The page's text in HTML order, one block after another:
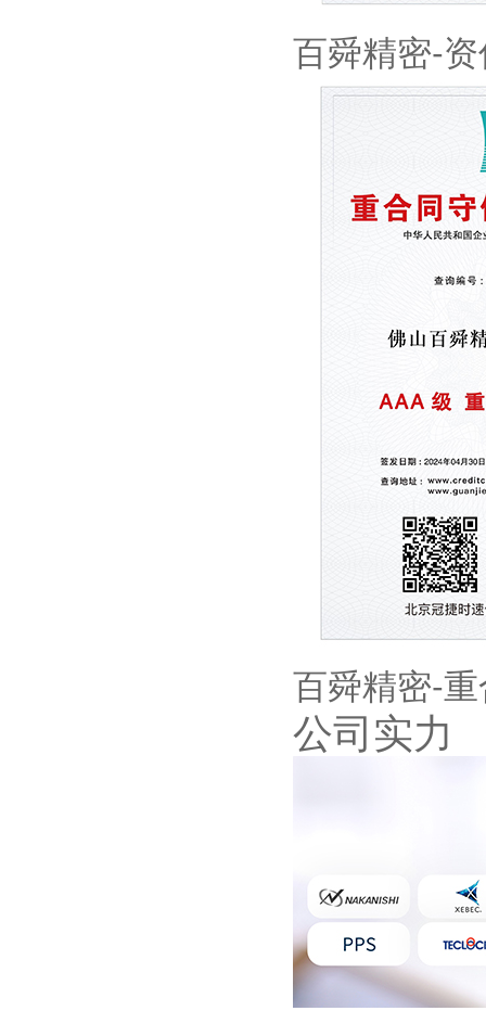
百舜精密-
百舜精密-
公司实力